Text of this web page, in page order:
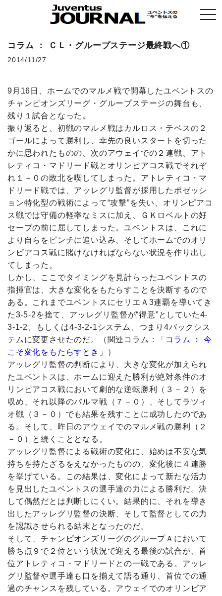
コラム ： ＣＬ・グループステージ最終戦へ①
2014/11/27
9月16日、ホームでのマルメ戦で開幕したユベントスの
チャンピオンズリーグ・グループステージの舞台も、
残り１試合となった。
振り返ると、初戦のマルメ戦はカルロス・テベスの２
ゴールによって勝利し、幸先の良いスタートを切った
かに思われたものの、次のアウェイでの２連戦、アト
レティコ・マドリード戦とオリンピアコス戦でそれぞ
れ１－０の敗北を喫してしまった。アトレティコ・マ
ドリード戦では、アッレグリ監督が採用したポゼッシ
ョン特化型の戦術によって“攻撃”を失い、オリンピアコ
ス戦では守備の軽率なミスに加え、ＧＫロベルトの好
セーブの前に屈してしまった。ユベントスは、これに
より自らをピンチに追い込み、そしてホームでのオリ
ンピアコス戦に賭けなければならない状況を作り出し
てしまった。
しかし、ここでタイミングを見計らったユベントスの
指揮官は、大きな変化をもたらすことを決断するので
ある。これまでユベントスにセリエＡ3連覇を導いてき
た3-5-2を捨て、アッレグリ監督が“得意”としていた4-
3-1-2、もしくは4-3-2-1システム、つまり4バックシス
テムに変更させたのだ。（関連コラム：「 コラム ： 今
こそ変化をもたらすとき 」）
アッレグリ監督の判断により、大きな変化が加えられ
たユベントスは、ホームに迎えた勝利が絶対条件のオ
リンピアコス戦において劇的な逆転勝利（３－２）を
収め、それ以降のパルマ戦（７－０）、そしてラツィ
オ戦（３－０）でも結果を残すことに成功したのであ
る。そして、昨日のアウェイでのマルメ戦の勝利（２
－０）と続くこととなる。
アッレグリ監督による戦術の変化に、始めは不安な気
持ちを持たざるをえなかったものの、変化後に４連勝
を挙げている。この結果は、変化によって新たな活力
を見出したユベントスの選手達の力による勝利だ。決
して偶然だとは判断しにくい。結果的に、それを導き
出したアッレグリ監督の決断、そして監督としての力
を認識させられる結末となったのだ。
そして、チャンピオンズリーグのグループＡにおいて
勝ち点９で２位という状況で迎える最後の試合が、首
位アトレティコ・マドリードとの一戦である。アッレ
グリ監督や選手達も口を揃えて語る通り、首位での通
過のチャンスを残している。アウェイでのオリンピア